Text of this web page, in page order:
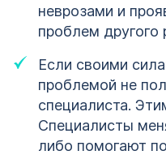
неврозами и
проблем другого
Если своими
проблемой не
специалиста.
Специалисты
либо помогают